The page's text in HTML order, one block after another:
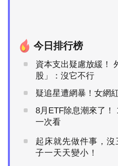
今日排行榜
資本支出疑慮放緩！
股」：沒它不行
疑追星遭網暴！女網
8月ETF除息潮來了！
一次看
起床就先做件事，
子一天天變小！